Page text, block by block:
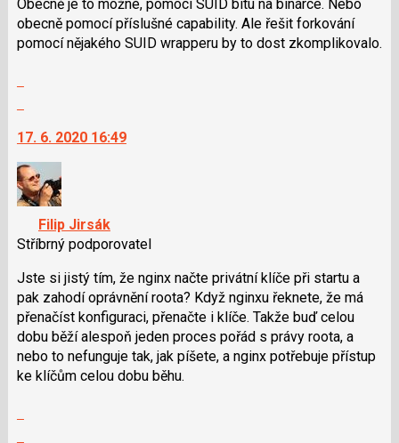
následující
a
názor
Obecně je to možné, pomocí SUID bitu na binárce. Nebo
obecně pomocí příslušné capability. Ale řešit forkování
pomocí nějakého SUID wrapperu by to dost zkomplikovalo.
další
nový
názor.
K
navigaci
lze
použít
i
klávesy
N
pro
následující
a
17. 6. 2020 16:49
Filip Jirsák
Stříbrný podporovatel
Jste si jistý tím, že nginx načte privátní klíče při startu a
pak zahodí oprávnění roota? Když nginxu řeknete, že má
přenačíst konfiguraci, přenačte i klíče. Takže buď celou
dobu běží alespoň jeden proces pořád s právy roota, a
nebo to nefunguje tak, jak píšete, a nginx potřebuje přístup
ke klíčům celou dobu běhu.